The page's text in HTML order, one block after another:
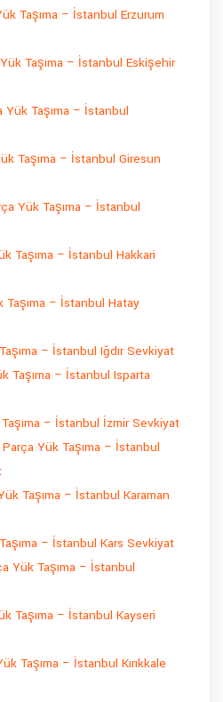
Taşıma – İstanbul Erzurum
Taşıma – İstanbul Eskişehir
Taşıma – İstanbul
Taşıma – İstanbul Giresun
Yük Taşıma – İstanbul
Taşıma – İstanbul Hakkari
– İstanbul Hatay
– İstanbul Iğdır Sevkiyat
Taşıma – İstanbul Isparta
– İstanbul İzmir Sevkiyat
Yük Taşıma – İstanbul
Taşıma – İstanbul Karaman
– İstanbul Kars Sevkiyat
Yük Taşıma – İstanbul
Taşıma – İstanbul Kayseri
Taşıma – İstanbul Kırıkkale